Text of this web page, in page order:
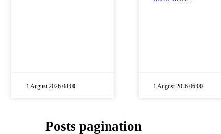
1 August 2026 08:00 1 August 2026 06:00
Posts pagination